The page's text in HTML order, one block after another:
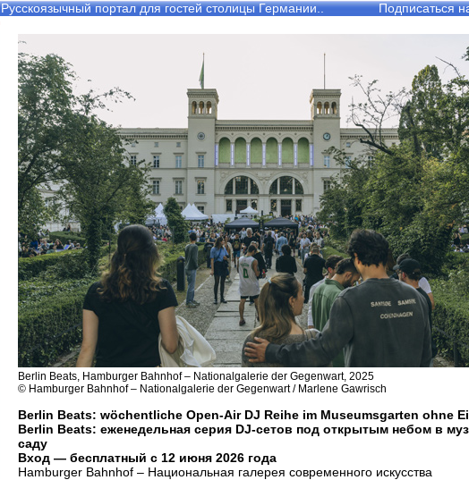
Русскоязычный портал для гостей столицы Германии.. Подписаться
Berlin Beats, Hamburger Bahnhof – Nationalgalerie der Gegenwart, 2025
© Hamburger Bahnhof – Nationalgalerie der Gegenwart / Marlene Gawrisch
Berlin Beats: wöchentliche Open-Air DJ Reihe im Museumsgarten ohne
Berlin Beats: еженедельная серия DJ-сетов под открытым небом в
саду
Вход — бесплатный с 12 июня 2026 года
Hamburger Bahnhof – Национальная галерея современного искусства